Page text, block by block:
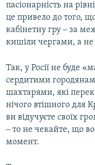
пасіонарність на
це привело до того,
кабінетну гру ‒ за
кишіли чергами, а
Так, у Росії не буде
сердитими
шахтарями, які
нічого втішного для
ви відучуєте своїх
‒ то не чекайте, що
момент.